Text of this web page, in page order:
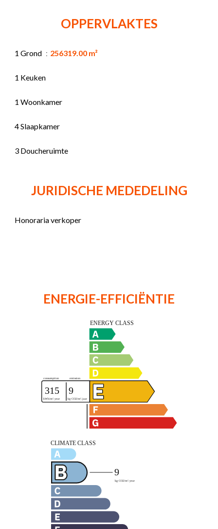
OPPERVLAKTES
1 Grond 256319.00 m²
1 Keuken
1 Woonkamer
4 Slaapkamer
3 Doucheruimte
JURIDISCHE MEDEDELING
Honoraria verkoper
ENERGIE-EFFICIËNTIE